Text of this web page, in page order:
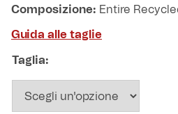
Party
Composizione: Entire
Guida alle taglie
Taglia: